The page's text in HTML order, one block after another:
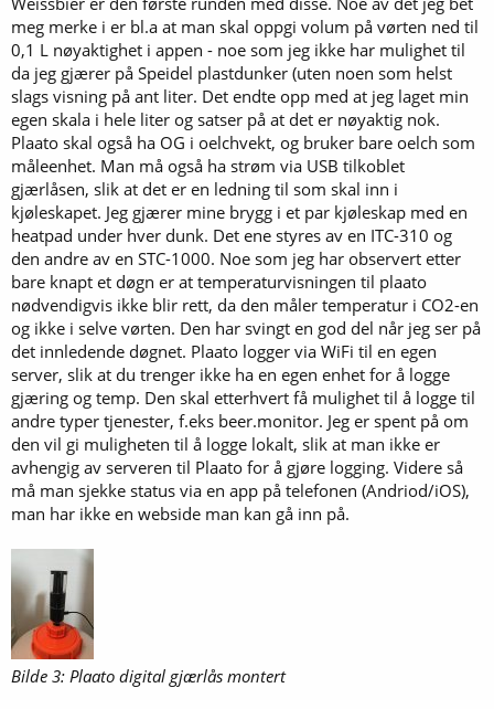
meg merke i er bl.a at man skal oppgi volum på vørten ned til
0,1 L nøyaktighet i appen - noe som jeg ikke har mulighet til
da jeg gjærer på Speidel plastdunker (uten noen som helst
slags visning på ant liter. Det endte opp med at jeg laget min
egen skala i hele liter og satser på at det er nøyaktig nok.
Plaato skal også ha OG i oelchvekt, og bruker bare oelch som
måleenhet. Man må også ha strøm via USB tilkoblet
gjærlåsen, slik at det er en ledning til som skal inn i
kjøleskapet. Jeg gjærer mine brygg i et par kjøleskap med en
heatpad under hver dunk. Det ene styres av en ITC-310 og
den andre av en STC-1000. Noe som jeg har observert etter
bare knapt et døgn er at temperaturvisningen til plaato
nødvendigvis ikke blir rett, da den måler temperatur i CO2-en
og ikke i selve vørten. Den har svingt en god del når jeg ser på
det innledende døgnet. Plaato logger via WiFi til en egen
server, slik at du trenger ikke ha en egen enhet for å logge
gjæring og temp. Den skal etterhvert få mulighet til å logge til
andre typer tjenester, f.eks beer.monitor. Jeg er spent på om
den vil gi muligheten til å logge lokalt, slik at man ikke er
avhengig av serveren til Plaato for å gjøre logging. Videre så
må man sjekke status via en app på telefonen (Andriod/iOS),
man har ikke en webside man kan gå inn på.
Bilde 3: Plaato digital gjærlås montert